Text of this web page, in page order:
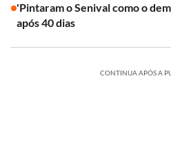
'Pintaram o Senival como o
após 40 dias
CONTINUA APÓS A